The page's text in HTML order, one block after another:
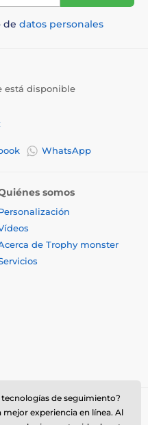
de datos personales
está disponible
WhatsApp
somos
de Trophy monster
de seguimiento?
experiencia en línea. Al